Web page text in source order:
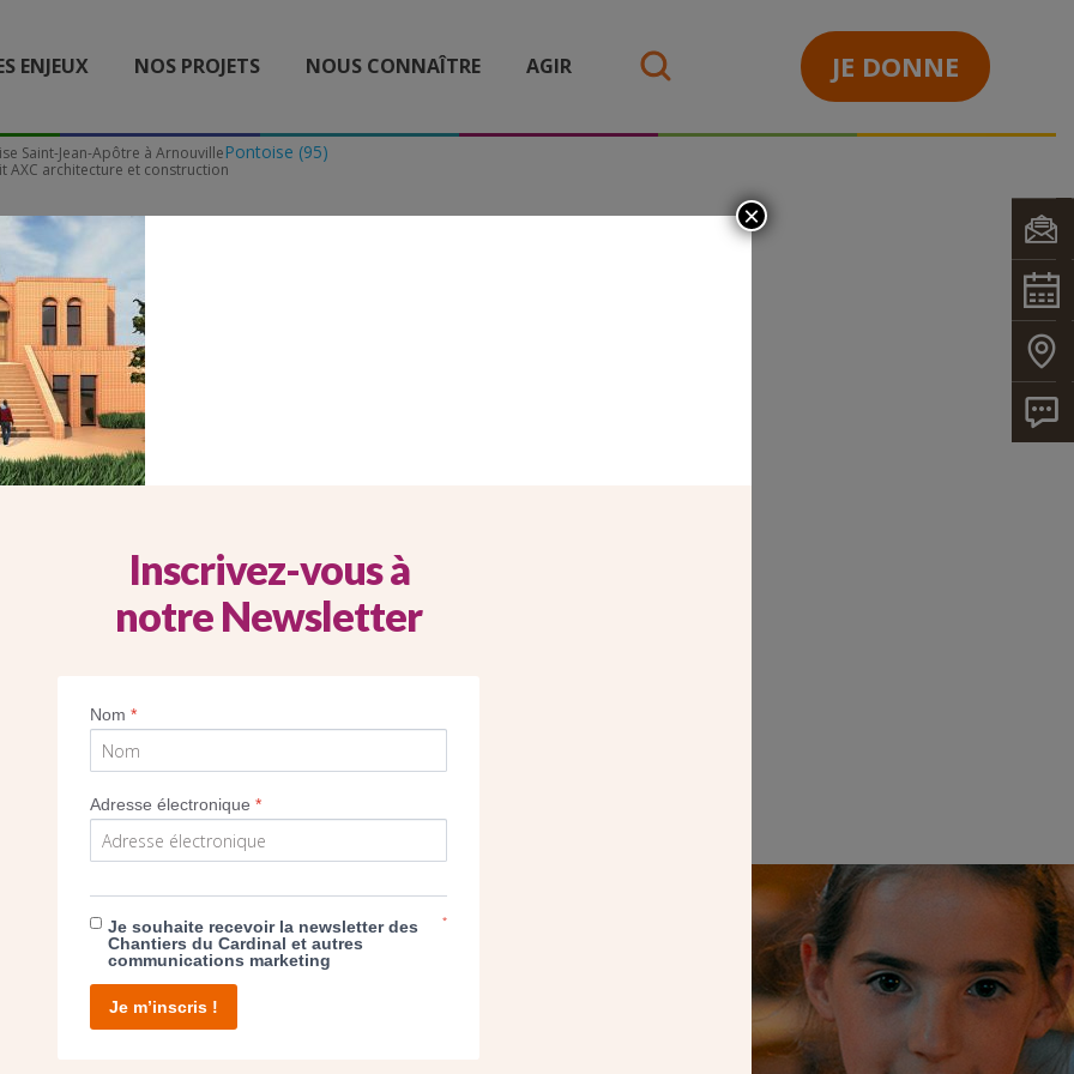
ENJEUX NOS PROJETS NOUS CONNAÎTRE AGIR JE DONNE
Pontoise (95)
Saint-Jean-Apôtre à Arnouville
AXC architecture et construction
EGLISE CHALDEENNE
JEAN APOTRE2-CREDIT AXC
ET CONSTRUCTION
Imprimer
DON
Inscrivez-vous à
notre Newsletter
Nom*
Adresse électronique*
Je souhaite recevoir la newsletter des
Chantiers du Cardinal et autres
communications marketing
*
Je m’inscris !
×